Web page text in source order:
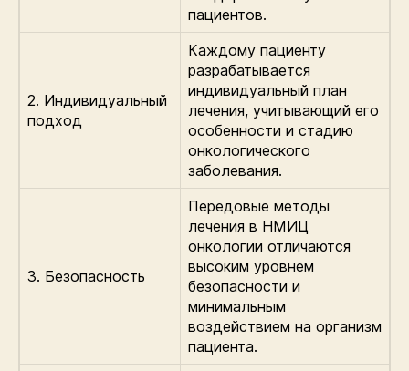
пациентов.
2. Индивидуальный
подход
Каждому пациенту
разрабатывается
индивидуальный план
лечения, учитывающий его
особенности и стадию
онкологического
заболевания.
3. Безопасность
Передовые методы
лечения в НМИЦ
онкологии отличаются
высоким уровнем
безопасности и
минимальным
воздействием на организм
пациента.